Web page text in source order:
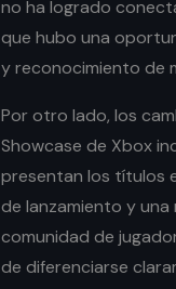
no ha logrado
que hubo una
y reconocimiento de
Por otro lado, los
Showcase de Xbox
presentan los títulos
de lanzamiento y
comunidad de
de diferenciarse